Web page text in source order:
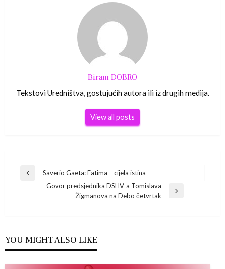
Biram DOBRO
Tekstovi Uredništva, gostujućih autora ili iz drugih medija.
View all posts
Navigacija
Previous
Saverio Gaeta: Fatima – cijela istina
Govor predsjednika DSHV-a Tomislava
Žigmanova na Debo četvrtak
YOU MIGHT ALSO LIKE